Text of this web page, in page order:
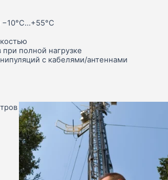
−10°C…+55°C
полной нагрузке
с кабелями/антеннами